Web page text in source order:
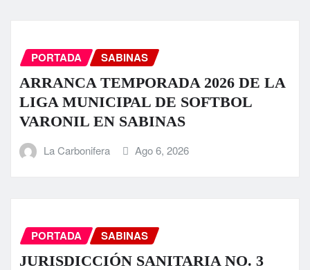
PORTADA SABINAS
ARRANCA TEMPORADA 2026 DE LA
LIGA MUNICIPAL DE SOFTBOL
VARONIL EN SABINAS
La Carbonifera Ago 6, 2026
PORTADA SABINAS
JURISDICCIÓN SANITARIA NO. 3